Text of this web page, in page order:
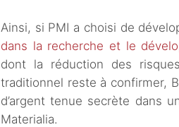
Ainsi, si PMI a choisi de
dans la recherche et le
dont la réduction des
traditionnel reste à confirmer,
d’argent tenue secrète dans
Materialia.